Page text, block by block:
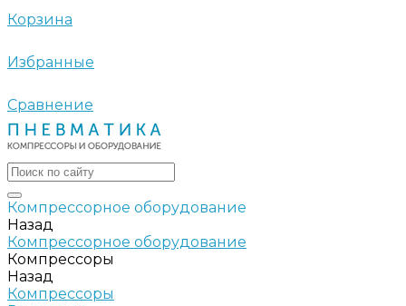
Корзина
Избранные
Сравнение
Компрессорное оборудование
Назад
Компрессорное оборудование
Компрессоры
Назад
Компрессоры